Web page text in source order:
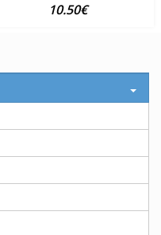
10.50€